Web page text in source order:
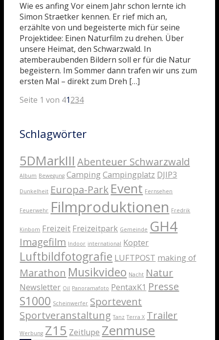
Wie es anfing Vor einem Jahr schon lernte ich
Simon Straetker kennen. Er rief mich an,
erzählte von und begeisterte mich für seine
Projektidee: Einen Naturfilm zu drehen. Über
unsere Heimat, den Schwarzwald. In
atemberaubenden Bildern soll er für die Natur
begeistern. Im Sommer dann trafen wir uns zum
ersten Mal – direkt zum Dreh […]
Seite 1 von 41234
Schlagwörter
5DMarkIII Abenteuer Schwarzwald
Album Bewegung Camping Campingplatz DJIP3
Dunkelheit Europa-Park Event Fernsehen
Feuerwehr Filmproduktionen Fredrik
Kinbom Freizeit Freizeitpark Gemeinde GH4
Imagefilm Indoor international Kopter
Luftbildfotografie LUFTPOST making of
Marathon Musikvideo Nacht Natur
Newsletter Oil Panoramafoto PentaxK1 Presse
S1000 Scheinwerfer Sportevent
Sportveranstaltung Tanz Terra X Trailer
Werbung Z15 Zeitlupe Zenmuse